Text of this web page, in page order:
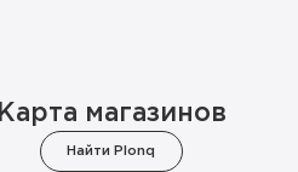
Карта магазинов
Найти Plonq